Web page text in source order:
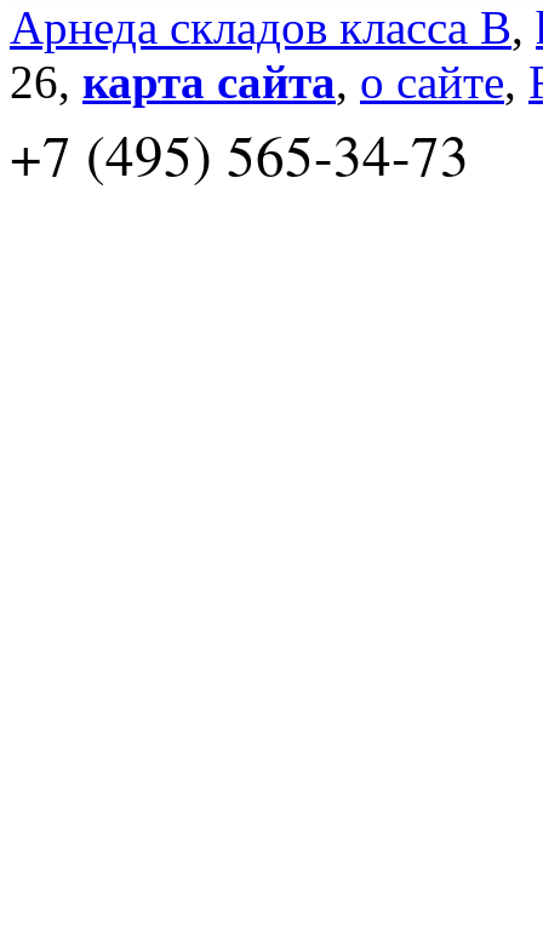
Арнеда складов класса B,
26, карта сайта, о сайте,
+7 (495) 565-34-73